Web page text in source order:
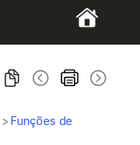
> Funções de